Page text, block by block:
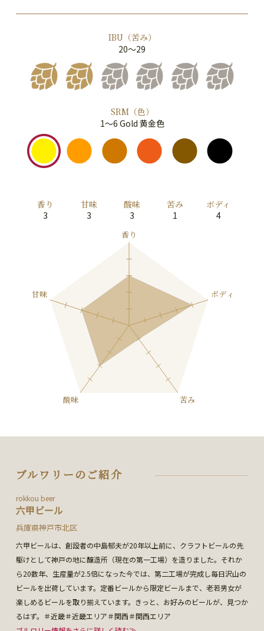
IBU（苦み）
20～29
SRM（色）
1～6 Gold 黄金色
香り
3
甘味
3
酸味
3
苦み
1
ボディ
4
ブルワリーのご紹介
rokkou beer
六甲ビール
兵庫県神戸市北区
六甲ビールは、創設者の中島郁夫が20年以上前に、クラフトビールの先
駆けとして神戸の地に醸造所（現在の第一工場）を造りました。それか
ら20数年、生産量が2.5倍になった今では、第二工場が完成し毎日沢山の
ビールを出荷しています。定番ビールから限定ビールまで、老若男女が
楽しめるビールを取り揃えています。きっと、お好みのビールが、見つか
るはず。＃近畿＃近畿エリア＃関西＃関西エリア